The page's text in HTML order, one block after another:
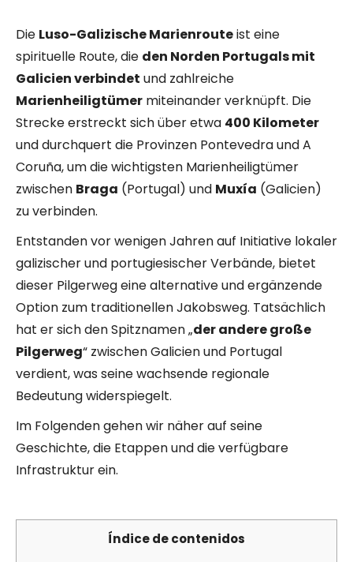
Die Luso-Galizische Marienrouteist eine
spirituelle Route, die den Norden Portugals mit
Galicien verbindet und zahlreiche
Marienheiligtümer miteinander verknüpft. Die
Strecke erstreckt sich über etwa 400 Kilometer
und durchquert die Provinzen Pontevedra und A
Coruña, um die wichtigsten Marienheiligtümer
zwischen Braga (Portugal) und Muxía (Galicien)
zu verbinden.
Entstanden vor wenigen Jahren auf Initiative lokaler
galizischer und portugiesischer Verbände, bietet
dieser Pilgerweg eine alternative und ergänzende
Option zum traditionellen Jakobsweg. Tatsächlich
hat er sich den Spitznamen „der andere große
Pilgerweg“ zwischen Galicien und Portugal
verdient, was seine wachsende regionale
Bedeutung widerspiegelt.
Im Folgenden gehen wir näher auf seine
Geschichte, die Etappen und die verfügbare
Infrastruktur ein.
Índice de contenidos